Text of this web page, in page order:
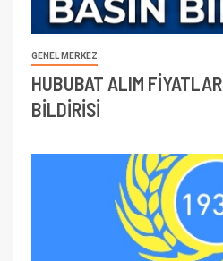
GENEL MERKEZ
HUBUBAT ALIM
BİLDİRİSİ